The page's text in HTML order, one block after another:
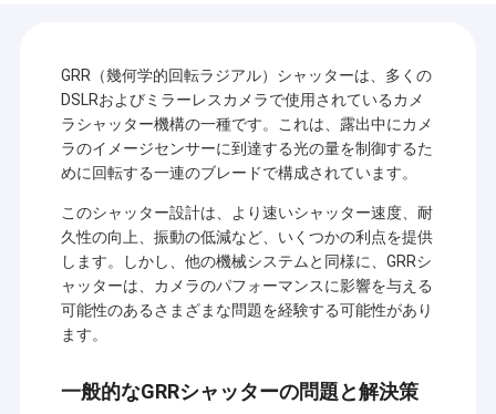
GRR（幾何学的回転ラジアル）シャッターは、多くの
DSLRおよびミラーレスカメラで使用されているカメ
ラシャッター機構の一種です。これは、露出中にカメ
ラのイメージセンサーに到達する光の量を制御するた
めに回転する一連のブレードで構成されています。
このシャッター設計は、より速いシャッター速度、耐
久性の向上、振動の低減など、いくつかの利点を提供
します。しかし、他の機械システムと同様に、GRRシ
ャッターは、カメラのパフォーマンスに影響を与える
可能性のあるさまざまな問題を経験する可能性があり
ます。
一般的なGRRシャッターの問題と解決策